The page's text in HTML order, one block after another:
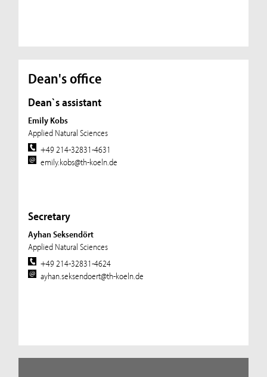
Dean's office
Dean`s assistant
Emily Kobs
Applied Natural Sciences
+49 214-32831-4631
emily.kobs@th-koeln.de
Secretary
Ayhan Seksendört
Applied Natural Sciences
+49 214-32831-4624
ayhan.seksendoert@th-koeln.de